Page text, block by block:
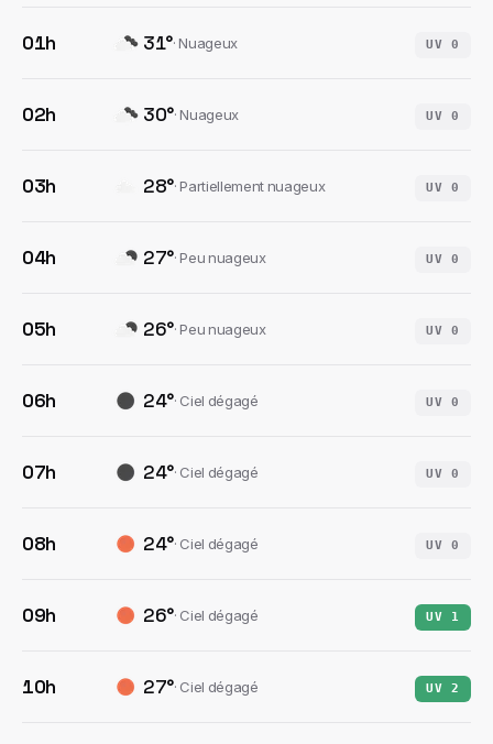
01h 31°·Nuageux UV0
02h 30°·Nuageux UV0
03h 28°·Partiellement nuageux UV0
04h 27°·Peu nuageux UV0
05h 26°·Peu nuageux UV0
06h 24°· Ciel dégagé UV0
07h 24°· Ciel dégagé UV0
08h 24°· Ciel dégagé UV0
09h 26°· Ciel dégagé UV 1
10h 27°· Ciel dégagé UV2